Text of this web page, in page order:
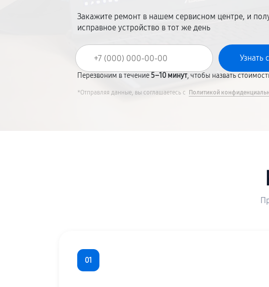
Закажите ремонт в нашем сервисном центре, и
исправное устройство в тот же день
Перезвоним в течение 5–10 минут, чтобы назвать
*Отправляя данные, вы соглашаетесь с Политикой
01